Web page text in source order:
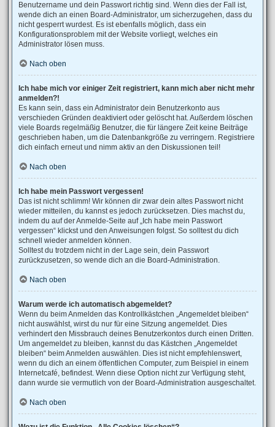
Benutzername und dein Passwort richtig sind. Wenn dies der Fall ist,
wende dich an einen Board-Administrator, um sicherzugehen, dass du
nicht gesperrt wurdest. Es ist ebenfalls möglich, dass ein
Konfigurationsproblem mit der Website vorliegt, welches ein
Administrator lösen muss.
Nach oben
Ich habe mich vor einiger Zeit registriert, kann mich aber nicht mehr
anmelden?!
Es kann sein, dass ein Administrator dein Benutzerkonto aus
verschieden Gründen deaktiviert oder gelöscht hat. Außerdem löschen
viele Boards regelmäßig Benutzer, die für längere Zeit keine Beiträge
geschrieben haben, um die Datenbankgröße zu verringern. Registriere
dich einfach erneut und nimm aktiv an den Diskussionen teil!
Nach oben
Ich habe mein Passwort vergessen!
Das ist nicht schlimm! Wir können dir zwar dein altes Passwort nicht
wieder mitteilen, du kannst es jedoch zurücksetzen. Dies machst du,
indem du auf der Anmelde-Seite auf „Ich habe mein Passwort
vergessen“ klickst und den Anweisungen folgst. So solltest du dich
schnell wieder anmelden können.
Solltest du trotzdem nicht in der Lage sein, dein Passwort
zurückzusetzen, so wende dich an die Board-Administration.
Nach oben
Warum werde ich automatisch abgemeldet?
Wenn du beim Anmelden das Kontrollkästchen „Angemeldet bleiben“
nicht auswählst, wirst du nur für eine Sitzung angemeldet. Dies
verhindert den Missbrauch deines Benutzerkontos durch einen Dritten.
Um angemeldet zu bleiben, kannst du das Kästchen „Angemeldet
bleiben“ beim Anmelden auswählen. Dies ist nicht empfehlenswert,
wenn du dich an einem öffentlichen Computer, zum Beispiel in einem
Internetcafé, befindest. Wenn diese Option nicht zur Verfügung steht,
dann wurde sie vermutlich von der Board-Administration ausgeschaltet.
Nach oben